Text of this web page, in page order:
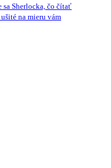
sa Sherlocka, čo čítať
na mieru vám